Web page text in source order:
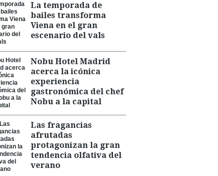
La temporada de
bailes transforma
Viena en el gran
escenario del vals
Nobu Hotel Madrid
acerca la icónica
experiencia
gastronómica del chef
Nobu a la capital
Las fragancias
afrutadas
protagonizan la gran
tendencia olfativa del
verano